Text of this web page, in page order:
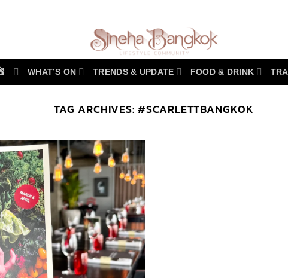
WHAT’S ON TRENDS & UPDATE FOOD & DRINK
TAG ARCHIVES:#SCARLETTBANGKOK